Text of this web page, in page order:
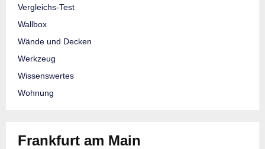
Vergleichs-Test
Wallbox
Wände und Decken
Werkzeug
Wissenswertes
Wohnung
Frankfurt am Main